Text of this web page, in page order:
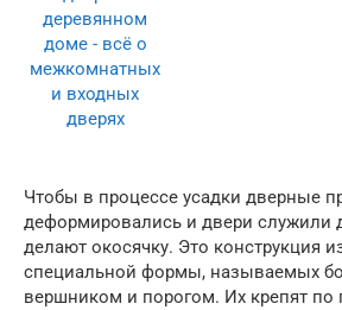
Чтобы в процессе усадки дверные
деформировались и двери служили
делают окосячку. Это конструкция
специальной формы, называемых
вершником и порогом. Их крепят по